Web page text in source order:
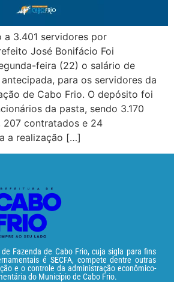
3.401 servidores por
José Bonifácio Foi
feira (22) o salário de
para os servidores da
de Cabo Frio. O depósito foi
da pasta, sendo 3.170
207 contratados e 24
a realização […]
Fazenda de Cabo Frio, cuja sigla para fins
é SECFA, compete dentre outras
e o controle da administração econômico-
do Município de Cabo Frio.